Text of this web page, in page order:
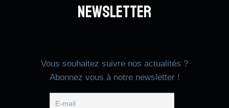
Newsletter
Vous souhaitez suivre nos actualités ?
Abonnez vous à notre newsletter !